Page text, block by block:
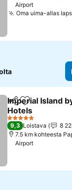
Airport
Oma uima-allas
Jaa Lisää
Imperial Island
Hotels
Katso hinnat
5 Tähtiluokitus
9,3 Loistava
8
7.5 km kohteesta
Airport